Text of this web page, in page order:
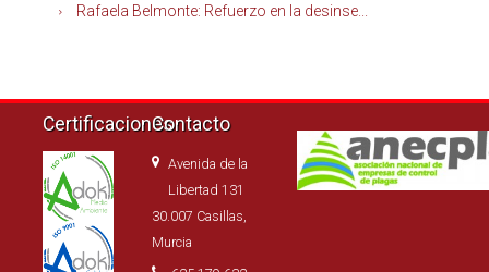
Rafaela Belmonte: Refuerzo en la desinse...
CertificacionesContacto
Avenida de la
Libertad 131
30.007 Casillas,
Murcia